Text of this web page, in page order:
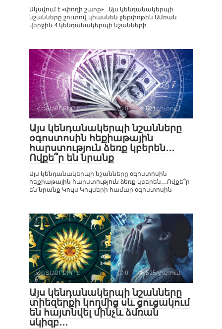
Սկսվում է «փողի շարք»…Այս կենդանակերպի
նշանները շուտով կհասնեն ջեքփոթին Ամռան
վերջին 4 կենդանակերպի նշանների
ՀԵՏԱՔՐՔԻՐ Է 0 821դիտում
Այս կենդանակերպի նշանները
օգոստոսին հեքիաթային
հարստություն ձեռք կբերեն․․․
Ովքե՞ր են նրանք
Այս կենդանակերպի նշանները օգոստոսին
հեքիաթային հարստություն ձեռք կբերեն․․․Ովքե՞ր
են նրանք Կույս Կույսերի համար օգոստոսին
ՀԵՏԱՔՐՔԻՐ Է 0 525դիտում
Այս կենդանակերպի նշանները
տիեզերքի կողմից սև ցուցակում
են հայտնվել մինչև ձմռան
սկիզբ․․․